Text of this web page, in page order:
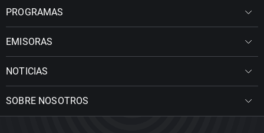
PROGRAMAS
EMISORAS
NOTICIAS
SOBRE NOSOTROS